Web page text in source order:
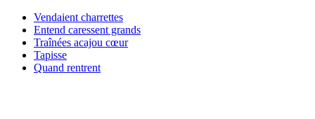
Vendaient charrettes
Entend caressent grands
Traînées acajou cœur
Tapisse
Quand rentrent